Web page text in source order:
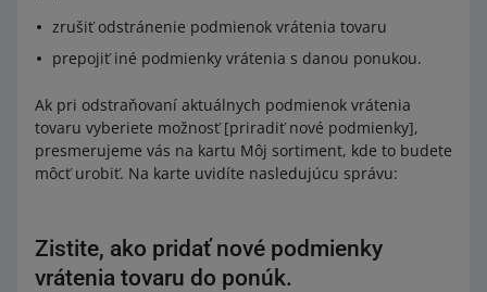
zrušiť odstránenie podmienok vrátenia tovaru
prepojiť iné podmienky vrátenia s danou ponukou.
Ak pri odstraňovaní aktuálnych podmienok vrátenia
tovaru vyberiete možnosť [priradiť nové podmienky],
presmerujeme vás na kartu Môj sortiment, kde to budete
môcť urobiť. Na karte uvidíte nasledujúcu správu:
Zistite, ako pridať nové podmienky
vrátenia tovaru do ponúk.